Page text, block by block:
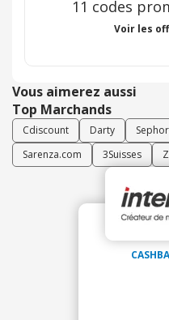
11 codes
Voir les
Vous aimerez aussi
Top Marchands
Cdiscount Darty
Sarenza.com
3Suisses